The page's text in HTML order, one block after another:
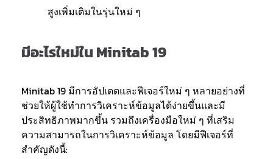
สูงเพิ่มเติมในรุ่นใหม่ ๆ
มีอะไรใหม่ใน Minitab 19
Minitab 19 มีการอัปเดตและฟีเจอร์ใหม่ ๆ หลายอย่างที่
ช่วยให้ผู้ใช้ทำการวิเคราะห์ข้อมูลได้ง่ายขึ้นและมี
ประสิทธิภาพมากขึ้น รวมถึงเครื่องมือใหม่ ๆ ที่เสริม
ความสามารถในการวิเคราะห์ข้อมูล โดยมีฟีเจอร์ที่
สำคัญดังนี้: